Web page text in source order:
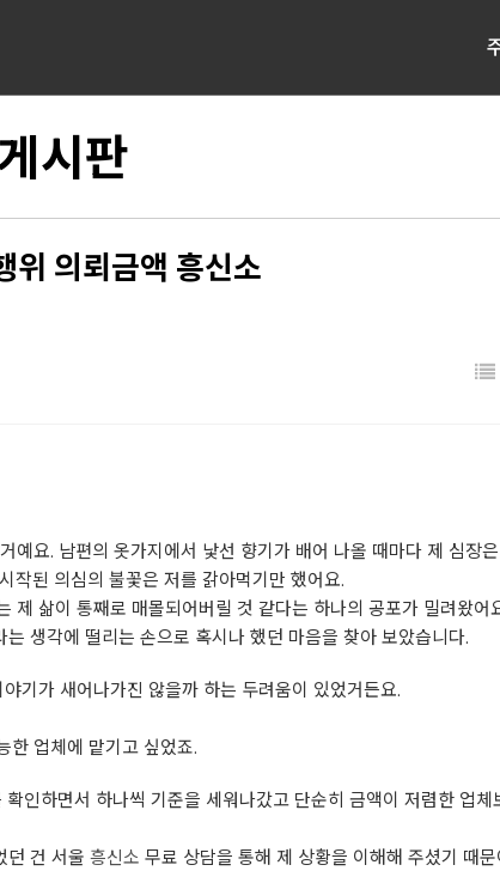
시판
위 의뢰금액 흥신소
요. 남편의 옷가지에서 낯선 향기가 배어 나올 때마다 제 심장
작된 의심의 불꽃은 저를 갉아먹기만 했어요.
삶이 통째로 매몰되어버릴 것 같다는 하나의 공포가 밀려왔어
생각에 떨리는 손으로 혹시나 했던 마음을 찾아 보았습니다.
기가 새어나가진 않을까 하는 두려움이 있었거든요.
한 업체에 맡기고 싶었죠.
인하면서 하나씩 기준을 세워나갔고 단순히 금액이 저렴한 업체
던 건 서울 흥신소 무료 상담을 통해 제 상황을 이해해 주셨기 때문